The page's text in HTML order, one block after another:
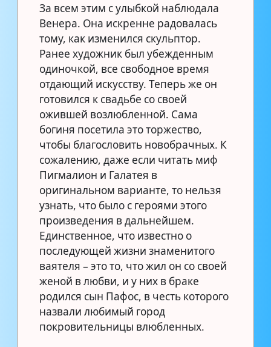
За всем этим с улыбкой наблюдала
Венера. Она искренне радовалась
тому, как изменился скульптор.
Ранее художник был убежденным
одиночкой, все свободное время
отдающий искусству. Теперь же он
готовился к свадьбе со своей
ожившей возлюбленной. Сама
богиня посетила это торжество,
чтобы благословить новобрачных. К
сожалению, даже если читать миф
Пигмалион и Галатея в
оригинальном варианте, то нельзя
узнать, что было с героями этого
произведения в дальнейшем.
Единственное, что известно о
последующей жизни знаменитого
ваятеля – это то, что жил он со своей
женой в любви, и у них в браке
родился сын Пафос, в честь которого
назвали любимый город
покровительницы влюбленных.